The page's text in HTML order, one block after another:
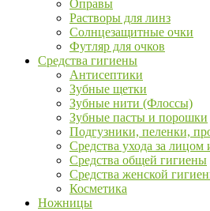
Оправы
Растворы для линз
Солнцезащитные очки
Футляр для очков
Средства гигиены
Антисептики
Зубные щетки
Зубные нити (Флоссы)
Зубные пасты и порошки
Подгузники, пеленки,
Средства ухода за лицом
Средства общей гигиены
Средства женской
Косметика
Ножницы